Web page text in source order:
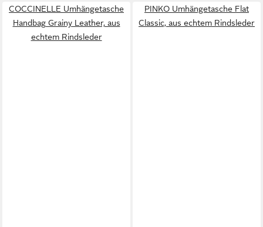
COCCINELLE Umhängetasche
Handbag Grainy Leather, aus
echtem Rindsleder
PINKO Umhängetasche Flat
Classic, aus echtem Rindsleder